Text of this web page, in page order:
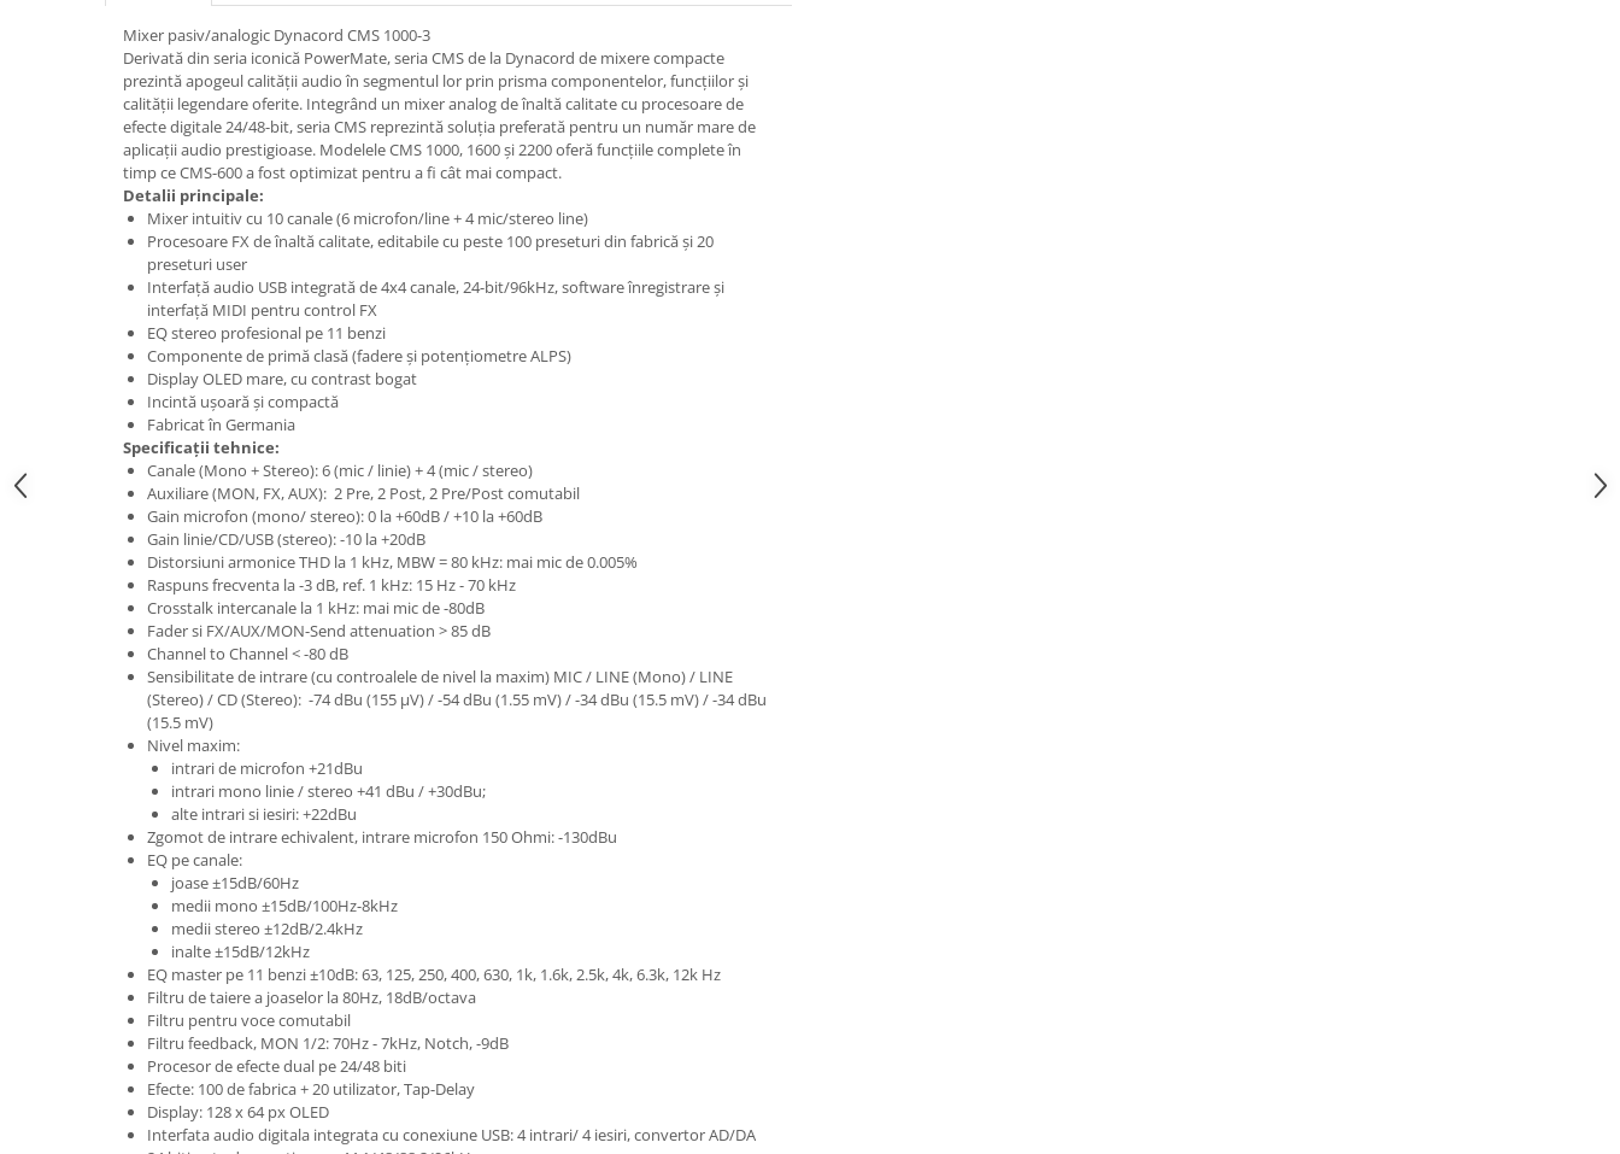
Microfoane Ribbon
Microfoane stereo
Microfoane Suspendabile
Microfoane wireless si sisteme
Stative de microfon
Studio si inregistrari
Accesorii de microfoane
Accesorii de rack
Accesorii echipamente de studio
Controllere MIDI - USB DAW
Controllere monitoare de studio
Convertoare AD/DA
Interfete audio
Interfete MIDI si Cabluri Midi-USB
Microfoane de studio
Monitoare de studio
Preamplificatoare
Protectii antifonice pentru urechi
Recordere de studio
Recordere portabile
Sintetizatoare
Standuri si stative de monitoare
Subwoofere de studio
Tratament acustic
Lumini si efecte
Accesorii pentru lumini
Cabluri de Alimentare
Case-uri de lumini
Comenzi si controllere
Efecte de lumini
Mixer pasiv/analogic Dynacord CMS 1000-3
Derivată din seria iconică PowerMate, seria CMS de la Dynacord de mixere compacte
prezintă apogeul calității audio în segmentul lor prin prisma componentelor, funcțiilor și
calității legendare oferite. Integrând un mixer analog de înaltă calitate cu procesoare de
efecte digitale 24/48-bit, seria CMS reprezintă soluția preferată pentru un număr mare de
aplicații audio prestigioase. Modelele CMS 1000, 1600 și 2200 oferă funcțiile complete în
timp ce CMS-600 a fost optimizat pentru a fi cât mai compact.
Detalii principale:
Mixer intuitiv cu 10 canale (6 microfon/line + 4 mic/stereo line)
Procesoare FX de înaltă calitate, editabile cu peste 100 preseturi din fabrică și 20
preseturi user
Interfață audio USB integrată de 4x4 canale, 24-bit/96kHz, software înregistrare și
interfață MIDI pentru control FX
EQ stereo profesional pe 11 benzi
Componente de primă clasă (fadere și potențiometre ALPS)
Display OLED mare, cu contrast bogat
Incintă ușoară și compactă
Fabricat în Germania
Specificații tehnice:
Canale (Mono + Stereo): 6 (mic / linie) + 4 (mic / stereo)
Auxiliare (MON, FX, AUX): 2 Pre, 2 Post, 2 Pre/Post comutabil
Gain microfon (mono/ stereo): 0 la +60dB / +10 la +60dB
Gain linie/CD/USB (stereo): -10 la +20dB
Distorsiuni armonice THD la 1 kHz, MBW = 80 kHz: mai mic de 0.005%
Raspuns frecventa la -3 dB, ref. 1 kHz: 15 Hz - 70 kHz
Crosstalk intercanale la 1 kHz: mai mic de -80dB
Fader si FX/AUX/MON-Send attenuation > 85 dB
Channel to Channel < -80 dB
Sensibilitate de intrare (cu controalele de nivel la maxim) MIC / LINE (Mono) / LINE
(Stereo) / CD (Stereo): -74 dBu (155 μV) / -54 dBu (1.55 mV) / -34 dBu (15.5 mV) / -34 dBu
(15.5 mV)
Nivel maxim:
intrari de microfon +21dBu
intrari mono linie / stereo +41 dBu / +30dBu;
alte intrari si iesiri: +22dBu
Zgomot de intrare echivalent, intrare microfon 150 Ohmi: -130dBu
EQ pe canale:
joase ±15dB/60Hz
medii mono ±15dB/100Hz-8kHz
medii stereo ±12dB/2.4kHz
inalte ±15dB/12kHz
EQ master pe 11 benzi ±10dB: 63, 125, 250, 400, 630, 1k, 1.6k, 2.5k, 4k, 6.3k, 12k Hz
Filtru de taiere a joaselor la 80Hz, 18dB/octava
Filtru pentru voce comutabil
Filtru feedback, MON 1/2: 70Hz - 7kHz, Notch, -9dB
Procesor de efecte dual pe 24/48 biti
Efecte: 100 de fabrica + 20 utilizator, Tap-Delay
Display: 128 x 64 px OLED
Interfata audio digitala integrata cu conexiune USB: 4 intrari/ 4 iesiri, convertor AD/DA